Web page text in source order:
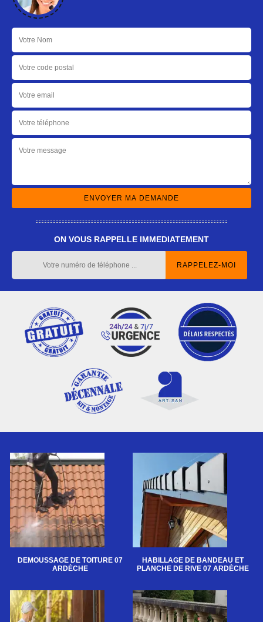
ON VOUS RAPPELLE IMMEDIATEMENT
DEMOUSSAGE DE TOITURE 07
ARDÈCHE
HABILLAGE DE BANDEAU ET
PLANCHE DE RIVE 07 ARDÈCHE